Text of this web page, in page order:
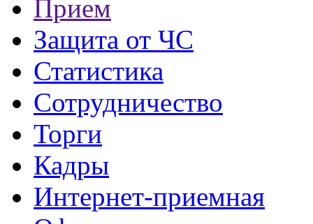
Прием
Защита от ЧС
Статистика
Сотрудничество
Торги
Кадры
Интернет-приемная